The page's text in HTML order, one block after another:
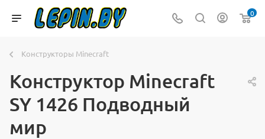
0
Конструкторы Minecraft
Конструктор Minecraft
SY 1426 Подводный
мир